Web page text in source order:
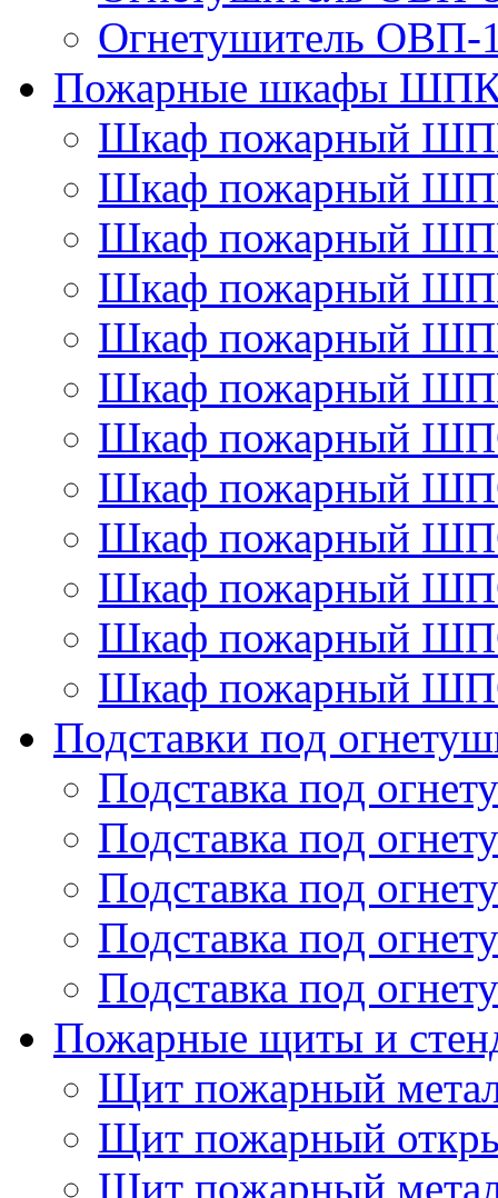
Огнетушитель ОВП-
Пожарные шкафы
Шкаф пожарный
Шкаф пожарный
Шкаф пожарный
Шкаф пожарный
Шкаф пожарный
Шкаф пожарный
Шкаф пожарный
Шкаф пожарный
Шкаф пожарный
Шкаф пожарный
Шкаф пожарный
Шкаф пожарный
Подставки под
Подставка под
Подставка под
Подставка под
Подставка под
Подставка под
Пожарные щиты и
Щит пожарный
Щит пожарный
Щит пожарный